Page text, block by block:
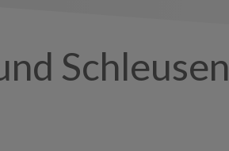
Schleusen